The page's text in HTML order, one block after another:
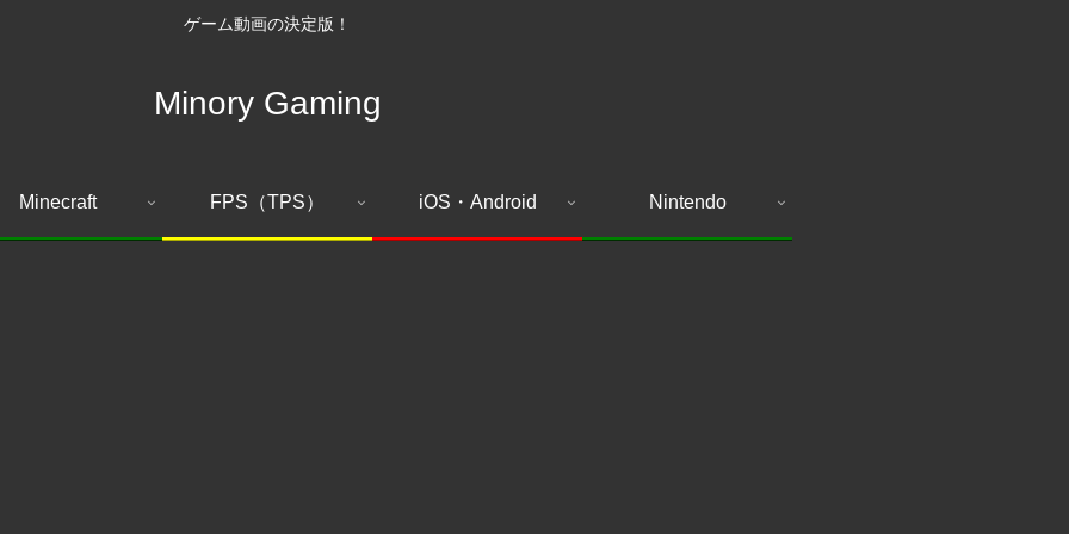
ゲーム動画の決定版！
Minory Gaming
Minecraft FPS（TPS） iOS・Android Nintendo